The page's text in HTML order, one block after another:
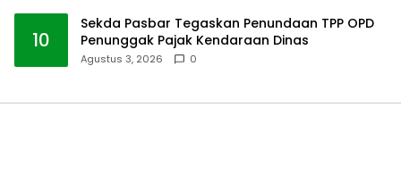
10
Sekda Pasbar Tegaskan Penundaan TPP OPD
Penunggak Pajak Kendaraan Dinas
Agustus 3, 2026 0